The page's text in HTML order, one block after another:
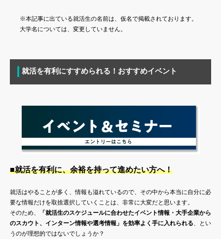
※本記事に出ている就活生の名前は、仮名で掲載されております。
大学名については、変更していません。
就活を有利にすすめられる！おすすめイベント
■就活を有利に、余裕を持って進めたい方へ！
就活はやることが多く、情報も溢れているので、その中から本当に自分に必
要な情報だけを取捨選択していくことは、非常に大変だと思います。
そのため、
「就活生のスケジュールに合わせたイベント情報・大手企業から
のスカウト、インターン情報や選考情報」を効率よく手に入れられる、とい
うのが理想的ではないでしょうか？